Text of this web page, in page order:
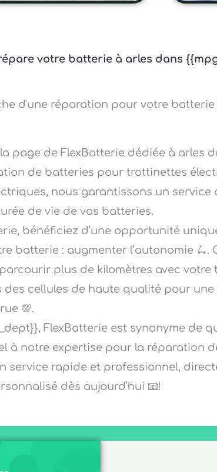
votre batterie à arles dans
d'une réparation pour votre
page de FlexBatterie dédiée à arles
de batteries pour trottinettes
nous garantissons un
de vie de vos batteries.
bénéficiez d’une opportunité
batterie : augmenter l’autonomie
plus de kilomètres avec votre
des cellules de haute qualité pour
💯.
FlexBatterie est synonyme de
à notre expertise pour la réparation
service rapide et professionnel,
dès aujourd’hui 📧!